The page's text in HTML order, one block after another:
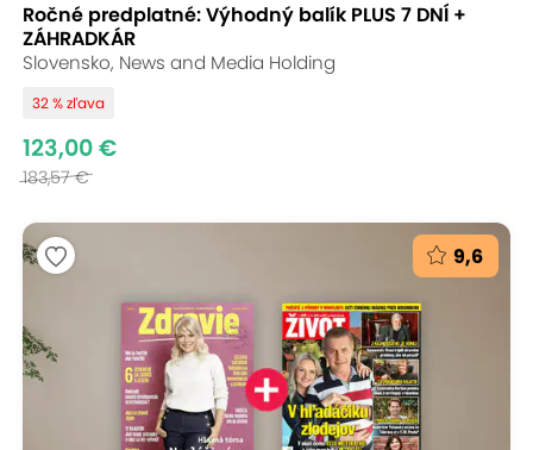
Ročné predplatné: Výhodný balík PLUS 7 DNÍ +
ZÁHRADKÁR
Slovensko, News and Media Holding
32 % zľava
123,00 €
183,57 €
9,6